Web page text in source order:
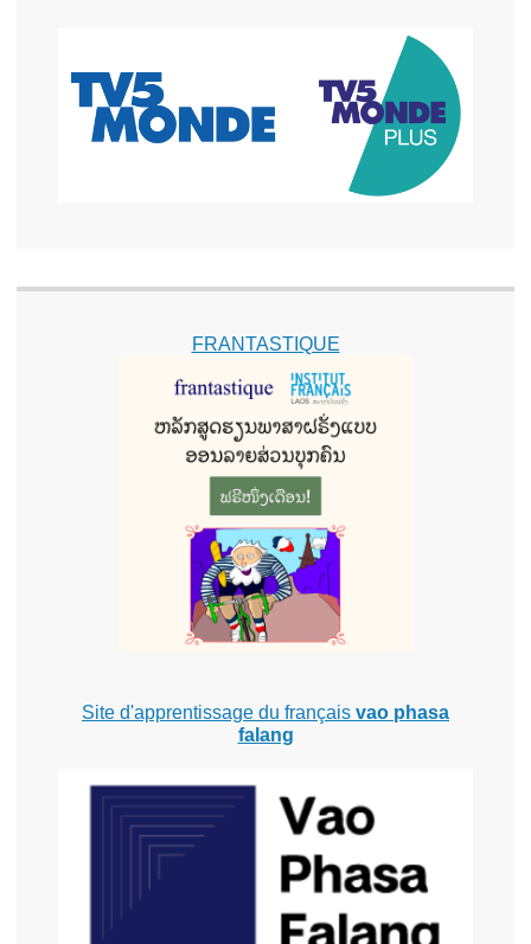
FRANTASTIQUE
Site d'apprentissage du français vao phasa
falang